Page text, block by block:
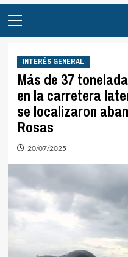
Menu
INTERÉS GENERAL
Más de 37
en la carretera
se localizaron
Rosas
20/07/2025